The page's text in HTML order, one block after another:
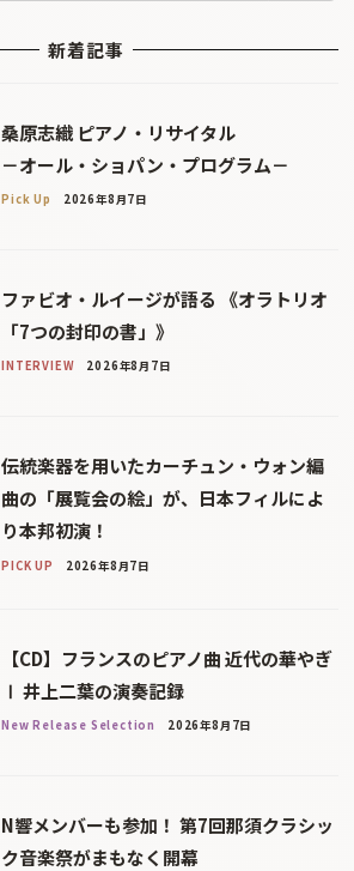
新着記事
桑原志織 ピアノ・リサイタル
－オール・ショパン・プログラム－
Pick Up 2026年8月7日
ファビオ・ルイージが語る 《オラトリオ
「7つの封印の書」》
INTERVIEW 2026年8月7日
伝統楽器を用いたカーチュン・ウォン編
曲の「展覧会の絵」が、日本フィルによ
り本邦初演！
PICK UP 2026年8月7日
【CD】フランスのピアノ曲 近代の華やぎ
Ⅰ 井上二葉の演奏記録
New Release Selection 2026年8月7日
N響メンバーも参加！ 第7回那須クラシッ
ク音楽祭がまもなく開幕